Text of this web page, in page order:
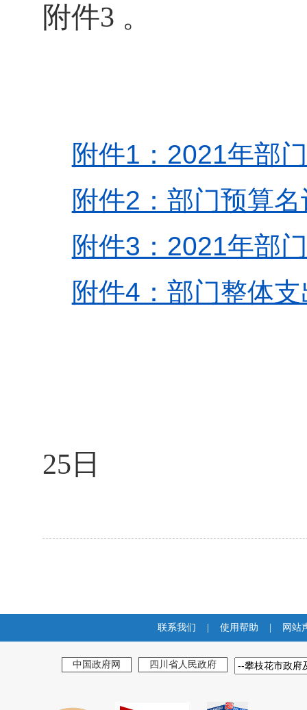
附件3 。
附件1：2021年部
附件2：部门预算
附件3：2021年部
附件4：部门整体
25 日
联系我们 使用帮助 网站
中国政府网 四川省人民政府